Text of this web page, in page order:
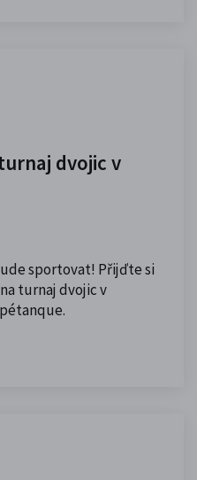
dvojic v
sportovat! Přijďte si
turnaj dvojic v